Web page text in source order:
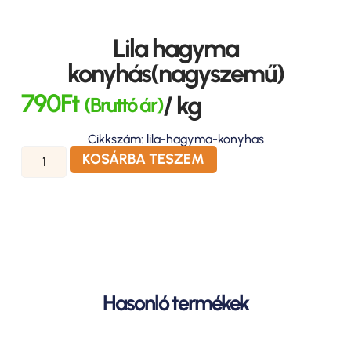
Lila hagyma
konyhás(nagyszemű)
790Ft (Bruttó ár)/ kg
Cikkszám: lila-hagyma-konyhas
KOSÁRBA TESZEM
Hasonló termékek